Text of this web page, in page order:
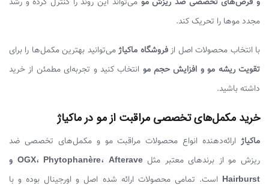
مجدد موها را تحریک کند.
با انتخاب محصولات اصل ازفروشگاه ماکیاژمی‌توانید بهترین مکمل‌ها را برای
تقویت ریشه مو و افزایش حجم مو انتخاب کنید و تجربه‌ای مطمئن از خرید
داشته باشید.
خرید مکمل‌های تخصصی مراقبت از مو در ماکیاژ
ماکیاژ ارائه‌دهنده انواع محصولات مراقبت مو و مکمل‌های تخصصی ضد
ریزش مو از برندهای معتبر مثل
OGX، Phytophanère، Afterave و
Hairburst است. تمامی محصولات ارائه شده اصل و اورجینال بوده و با